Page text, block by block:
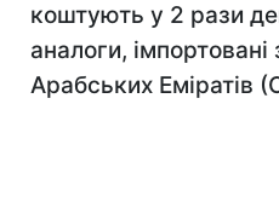
коштують у 2 рази
аналоги,
Арабських Еміратів